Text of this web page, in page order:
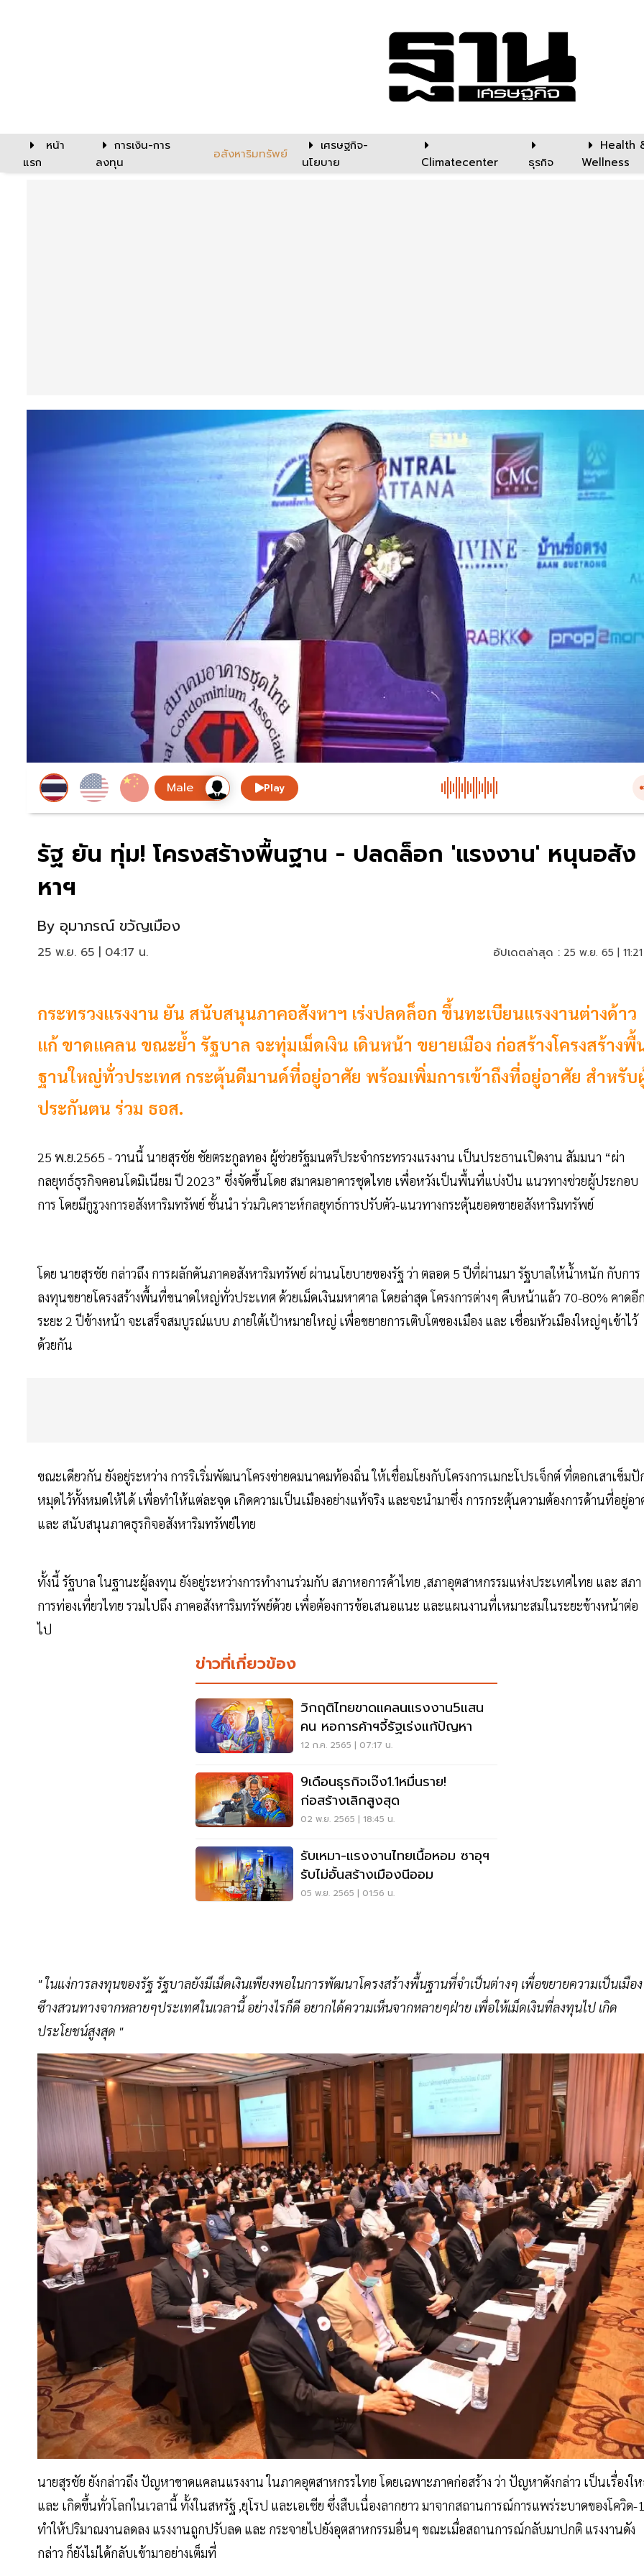
หน้า
แรก
การเงิน-การ
ลงทุน
อสังหาริมทรัพย์
เศรษฐกิจ-
นโยบาย
Climatecenter ธุรกิจ
Health
Wellness
Play
รัฐ ยัน ทุ่ม! โครงสร้างพื้นฐาน - ปลดล็อก 'แรงงาน' หนุนอสัง
หาฯ
By อุมาภรณ์ ขวัญเมือง
25 พ.ย. 65 | 04:17 น. อัปเดตล่าสุด : 25 พ.ย. 65 |
กระทรวงแรงงาน ยัน สนับสนุนภาคอสังหาฯ เร่งปลดล็อก ขึ้นทะเบียนแรงงานต่างด้าว
แก้ ขาดแคลน ขณะย้ำ รัฐบาล จะทุ่มเม็ดเงิน เดินหน้า ขยายเมือง ก่อสร้างโครงสร้างพื้
ฐานใหญ่ทั่วประเทศ กระตุ้นดีมานด์ที่อยู่อาศัย พร้อมเพิ่มการเข้าถึงที่อยู่อาศัย สำหรับ
ประกันตน ร่วม ธอส.
25 พ.ย.2565 - วานนี้ นายสุรชัย ชัยตระกูลทอง ผู้ช่วยรัฐมนตรีประจำกระทรวงแรงงาน เป็นประธานเปิดงาน สัมมนา “ผ่า
กลยุทธ์ธุรกิจคอนโดมิเนียม ปี 2023” ซึ่งจัดขึ้นโดย สมาคมอาคารชุดไทย เพื่อหวังเป็นพื้นที่แบ่งปัน แนวทางช่วยผู้ประกอบ
การ โดยมีกูรูวงการอสังหาริมทรัพย์ ชั้นนำ ร่วมวิเคราะห์กลยุทธ์การปรับตัว-แนวทางกระตุ้นยอดขายอสังหาริมทรัพย์
โดย นายสุรชัย กล่าวถึง การผลักดันภาคอสังหาริมทรัพย์ ผ่านนโยบายของรัฐ ว่า ตลอด 5 ปีที่ผ่านมา รัฐบาลให้น้ำหนัก กับการ
ลงทุนขยายโครงสร้างพื้นที่ขนาดใหญ่ทั่วประเทศ ด้วยเม็ดเงินมหาศาล โดยล่าสุด โครงการต่างๆ คืบหน้าแล้ว 70-80% คาดอี
ระยะ 2 ปีข้างหน้า จะเสร็จสมบูรณ์แบบ ภายใต้เป้าหมายใหญ่ เพื่อขยายการเติบโตของเมือง และ เชื่อมหัวเมืองใหญ่ๆเข้าไว้
ด้วยกัน
ขณะเดียวกัน ยังอยู่ระหว่าง การริเริ่มพัฒนาโครงข่ายคมนาคมท้องถิ่น ให้เชื่อมโยงกับโครงการเมกะโปรเจ็กต์ ที่ตอกเสาเข็มปั
หมุดไว้ทั้งหมดให้ได้ เพื่อทำให้แต่ละจุด เกิดความเป็นเมืองอย่างแท้จริง และจะนำมาซึ่ง การกระตุ้นความต้องการด้านที่อยู่อา
และ สนับสนุนภาคธุรกิจอสังหาริมทรัพย์ไทย
ทั้งนี้ รัฐบาล ในฐานะผู้ลงทุน ยังอยู่ระหว่างการทำงานร่วมกับ สภาหอการค้าไทย ,สภาอุตสาหกรรมแห่งประเทศไทย และ สภา
การท่องเที่ยวไทย รวมไปถึง ภาคอสังหาริมทรัพย์ด้วย เพื่อต้องการข้อเสนอแนะ และแผนงานที่เหมาะสมในระยะข้างหน้าต่อ
ไป
ข่าวที่เกี่ยวข้อง
วิกฤติไทยขาดแคลนแรงงาน5แสน
คน หอการค้าฯจี้รัฐเร่งแก้ปัญหา
12 ก.ค. 2565 | 07:17 น.
9เดือนธุรกิจเจ๊ง1.1หมื่นราย!
ก่อสร้างเลิกสูงสุด
02 พ.ย. 2565 | 18:45 น.
รับเหมา-แรงงานไทยเนื้อหอม ซาอุฯ
รับไม่อั้นสร้างเมืองนีออม
05 พ.ย. 2565 | 01:56 น.
" ในแง่การลงทุนของรัฐ รัฐบาลยังมีเม็ดเงินเพียงพอในการพัฒนาโครงสร้างพื้นฐานที่จำเป็นต่างๆ เพื่อขยายความเป็นเมือง
ซึางสวนทางจากหลายๆประเทศในเวลานี้ อย่างไรก็ดี อยากได้ความเห็นจากหลายๆฝ่าย เพื่อให้เม็ดเงินที่ลงทุนไป เกิด
ประโยชน์สูงสุด "
นายสุรชัย ยังกล่าวถึง ปัญหาขาดแคลนแรงงาน ในภาคอุตสาหกรรไทย โดยเฉพาะภาคก่อสร้าง ว่า ปัญหาดังกล่าว เป็นเรื่องใ
และ เกิดขึ้นทั่วโลกในเวลานี้ ทั้งในสหรัฐ ,ยุโรป และเอเชีย ซึ่งสืบเนื่องลากยาว มาจากสถานการณ์การแพร่ระบาดของโควิด-
ทำให้ปริมาณงานลดลง แรงงานถูกปรับลด และ กระจายไปยังอุตสาหกรรมอื่นๆ ขณะเมื่อสถานการณ์กลับมาปกติ แรงงานดัง
กล่าว ก็ยังไม่ได้กลับเข้ามาอย่างเต็มที่